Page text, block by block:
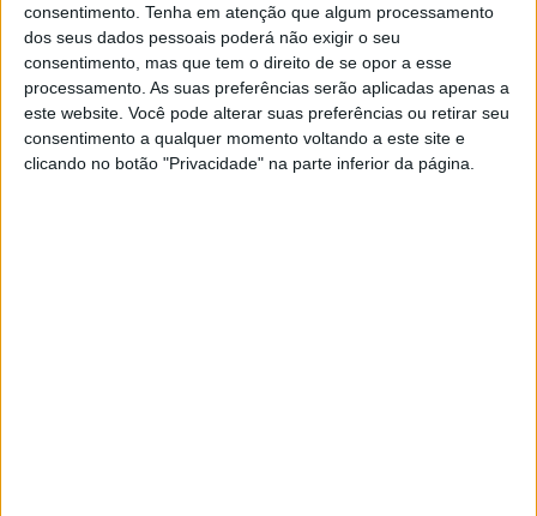
consentimento. Tenha em atenção que algum processamento
dos seus dados pessoais poderá não exigir o seu
consentimento, mas que tem o direito de se opor a esse
processamento. As suas preferências serão aplicadas apenas a
este website. Você pode alterar suas preferências ou retirar seu
consentimento a qualquer momento voltando a este site e
clicando no botão "Privacidade" na parte inferior da página.
TELEVISÃO
Rui Unas e Mariana Pacheco em cena de sexo
louco em “Sangue Oculto”